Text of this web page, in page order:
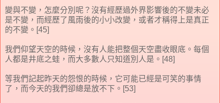
變與不變，怎麼分別呢？沒有經歷過外界影響後的不變未必
是不變，而經歷了風雨後的小小改變，或者才稱得上是真正
的不變。[45]
我們仰望天空的時候，沒有人能把整個天空盡收眼底。每個
人都是井底之蛙，而大多數人只知道別人是。[48]
等我們記起昨天的怨恨的時候，它可能已經是可笑的事情
了，而今天的我們卻總是放不下。[53]